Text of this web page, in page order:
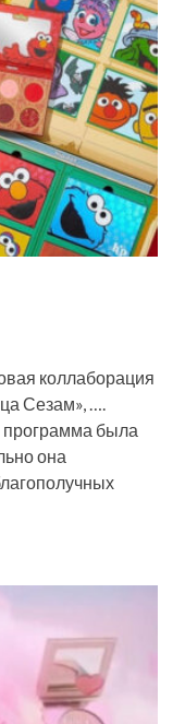
коллаборация
Сезам», ….
программа была
она